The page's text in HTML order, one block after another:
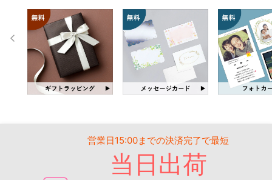
営業日15:00までの決済完了で最短
当日出荷